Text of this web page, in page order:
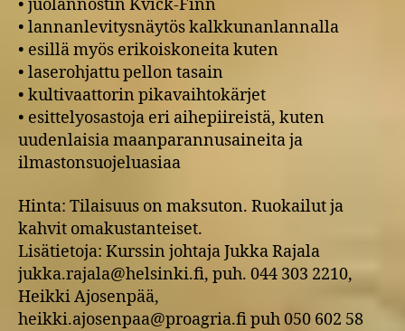
• juolannostin Kvick-Finn
• lannanlevitysnäytös kalkkunanlannalla
• esillä myös erikoiskoneita kuten
• laserohjattu pellon tasain
• kultivaattorin pikavaihtokärjet
• esittelyosastoja eri aihepiireistä, kuten
uudenlaisia maanparannusaineita ja
ilmastonsuojeluasiaa
Hinta: Tilaisuus on maksuton. Ruokailut ja
kahvit omakustanteiset.
Lisätietoja: Kurssin johtaja Jukka Rajala
jukka.rajala@helsinki.fi, puh. 044 303 2210,
Heikki Ajosenpää,
heikki.ajosenpaa@proagria.fi puh 050 602 58